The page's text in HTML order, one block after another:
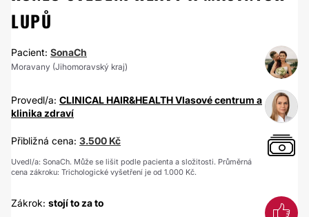
LUPŮ
Pacient: SonaCh
Moravany (Jihomoravský kraj)
Provedl/a: CLINICAL HAIR&HEALTH Vlasové centrum a
klinika zdraví
Přibližná cena: 3.500 Kč
Uvedl/a: SonaCh. Může se lišit podle pacienta a složitosti. Průměrná
cena zákroku: Trichologické vyšetření je od 1.000 Kč.
Zákrok: stojí to za to